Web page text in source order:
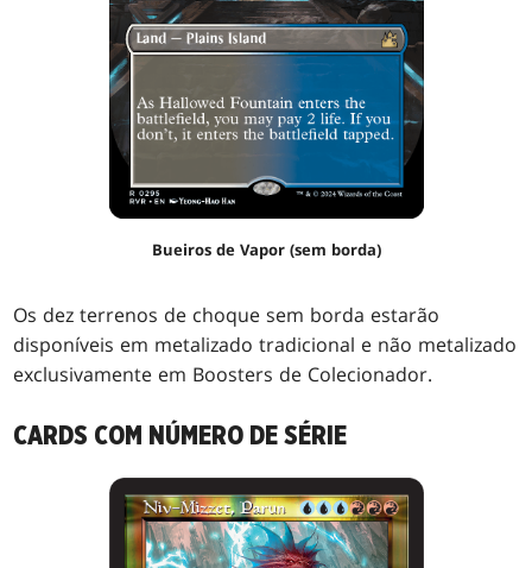
Bueiros de Vapor (sem borda)
Os dez terrenos de choque sem borda estarão
disponíveis em metalizado tradicional e não metalizado
exclusivamente em Boosters de Colecionador.
CARDS COM NÚMERO DE SÉRIE